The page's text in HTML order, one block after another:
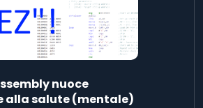
nuoce
alla salute (mentale)